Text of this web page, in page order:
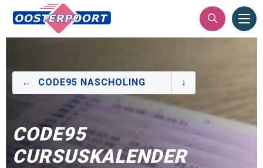
CODE95 NASCHOLING
CODE95
CURSUSKALENDER